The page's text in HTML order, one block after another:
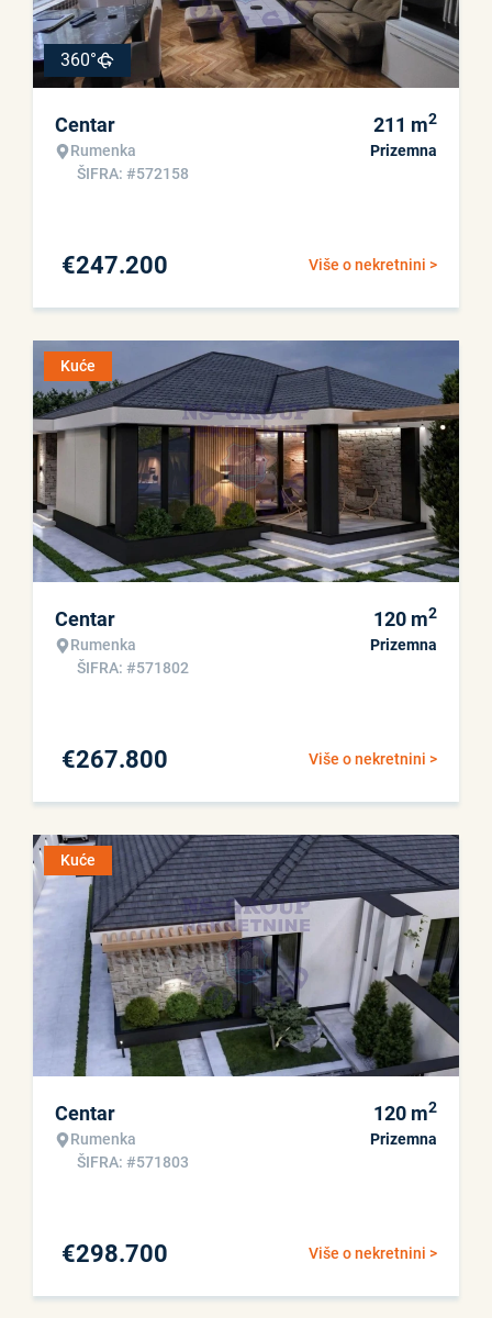
360°
Centar
Rumenka
ŠIFRA: #572158
211 m2
Prizemna
Više o nekretnini >
€247.200
Kuće
Centar
Rumenka
ŠIFRA: #571802
120 m2
Prizemna
Više o nekretnini >
€267.800
Kuće
Centar
Rumenka
ŠIFRA: #571803
120 m2
Prizemna
Više o nekretnini >
€298.700